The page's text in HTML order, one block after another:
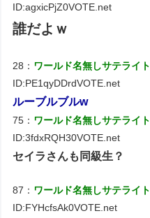
ID:agxicPjZ0VOTE.net
誰だよｗ
28： ワールド名無しサテライト
ID:PE1qyDDrdVOTE.net
ルーブルブルw
75： ワールド名無しサテライト
ID:3fdxRQH30VOTE.net
セイラさんも同級生？
87： ワールド名無しサテライト
ID:FYHcfsAk0VOTE.net